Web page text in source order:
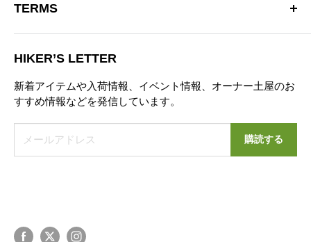
商品一覧
ブランド
ブログ
お問い合わせ
HIKER’S LETTER
新着アイテムや入荷情報、イベント情報、オーナー土屋のお
すすめ情報などを発信しています。
メールアドレス 購読する
TERMS
プライバシーポリシー